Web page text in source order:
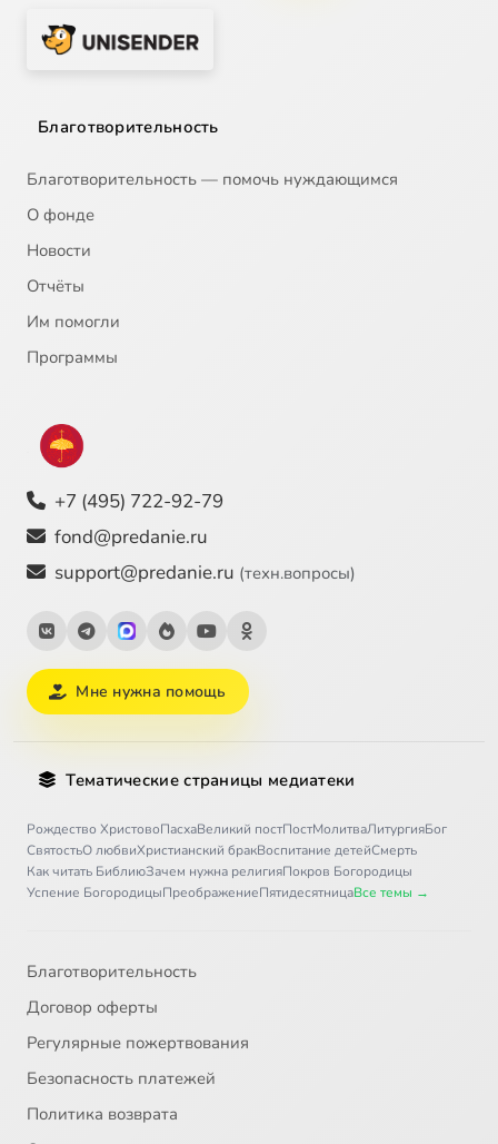
Благотворительность
Благотворительность — помочь нуждающимся
О фонде
Новости
Отчёты
Им помогли
Программы
+7 (495) 722-92-79
fond@predanie.ru
support@predanie.ru (техн.вопросы)
Мне нужна помощь
Тематические страницы медиатеки
Рождество ХристовоПасхаВеликий постПостМолитваЛитургияБог
СвятостьО любвиХристианский бракВоспитание детейСмерть
Как читать БиблиюЗачем нужна религияПокров Богородицы
Успение БогородицыПреображениеПятидесятницаВсе темы →
Благотворительность
Договор оферты
Регулярные пожертвования
Безопасность платежей
Политика возврата